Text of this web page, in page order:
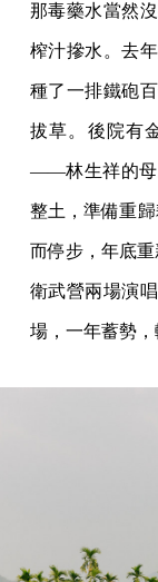
那毒藥水當然
榨汁摻水。去
種了一排鐵砲
拔草。後院有
——林生祥的母
整土，準備重
而停步，年底
衛武營兩場演
場，一年蓄勢，